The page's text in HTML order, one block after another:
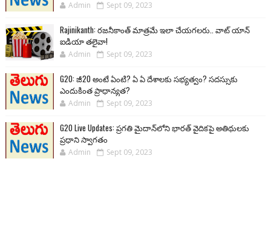
Admin Sept 09, 2023
Rajinikanth: రజనీకాంత్ మాత్రమే ఇలా చేయగలరు.. వాట్ యాన్
ఐడియా తలైవా!
Admin Sept 09, 2023
G20: జీ20 అంటే ఏంటి? ఏ ఏ దేశాలకు సభ్యత్వం? సదస్సుకు
ఎందుకింత ప్రాధాన్యత?
Admin Sept 09, 2023
G20 Live Updates: ప్రగతి మైదాన్‌లోని భారత్ వైదికపై అతిథులకు
ప్రధాని స్వాగతం
Admin Sept 09, 2023